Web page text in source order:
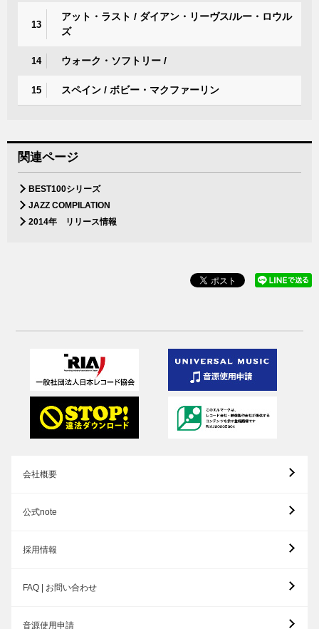
13
アット・ラスト / ダイアン・リーヴス/ルー・ロウル
ズ
14 ウォーク・ソフトリー /
15 スペイン / ボビー・マクファーリン
関連ページ
BEST100シリーズ
JAZZ COMPILATION
2014年 リリース情報
会社概要
公式note
採用情報
FAQ | お問い合わせ
音源使用申請